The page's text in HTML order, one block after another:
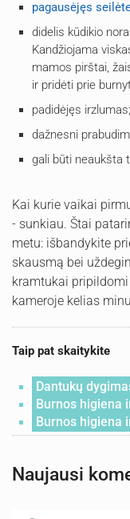
pagausėjęs
didelis kūdikio
Kandžiojama
mamos pirštai,
ir pridėti prie
padidėjęs irzlumas;
dažnesni
gali būti neaukšta
Kai kurie vaikai
- sunkiau. Štai
metu: išbandykite
skausmą bei
kramtukai
kameroje kelias
Taip pat skaitykite
Dantukų
Burnos higiena
Burnos higiena
Naujausi